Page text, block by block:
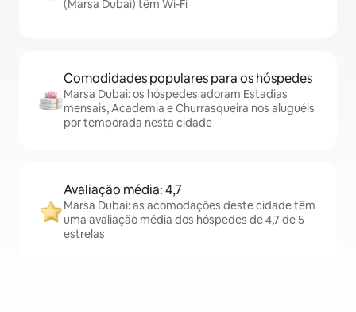
(Marsa Dubai) têm Wi-Fi
Comodidades populares para os hóspedes
Marsa Dubai: os hóspedes adoram Estadias
mensais, Academia e Churrasqueira nos aluguéis
por temporada nesta cidade
Avaliação média: 4,7
Marsa Dubai: as acomodações deste cidade têm
uma avaliação média dos hóspedes de 4,7 de 5
estrelas